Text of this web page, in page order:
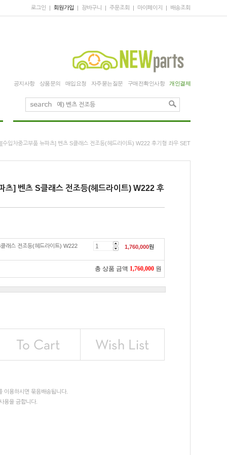
로그인 | 회원가입 | 장바구니 | 주문조회 | 마이페이지 | 배송조회
공지사항
상품문의 매입요청 자주묻는질문 구매전확인사항 개인결제
수입차중고부품 뉴파츠] 벤츠 S클래스 전조등(헤드라이트) W222 후기형 좌우 SET
츠] 벤츠 S클래스 전조등(헤드라이트) W222 후
래스 전조등(헤드라이트) W222
1,760,000원
총 상품 금액 1,760,000 원
이용하시면 묶음배송됩니다.
용을 금합니다.